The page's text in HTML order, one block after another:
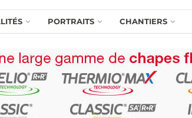
PORTRAITS CHANTIERS